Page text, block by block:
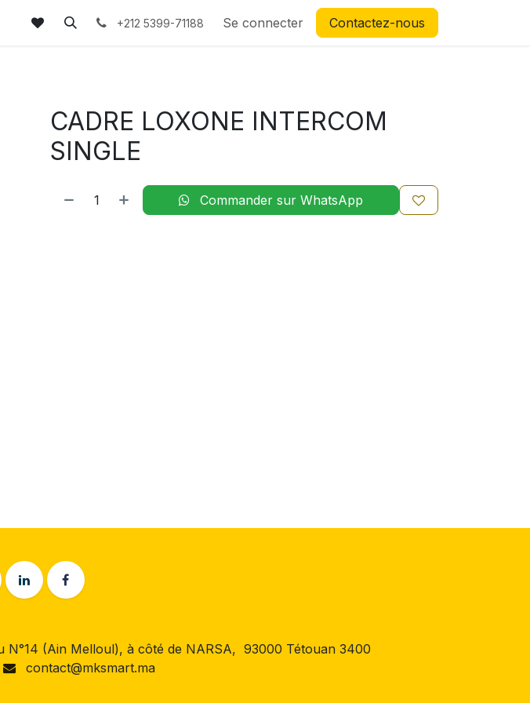
+212 5399-71188 Se connecter Contactez-nous
CADRE LOXONE INTERCOM
SINGLE
Commander sur WhatsApp
N°14 (Ain Melloul), à côté de NARSA, 93000 Tétouan 3400
contact@mksmart.ma